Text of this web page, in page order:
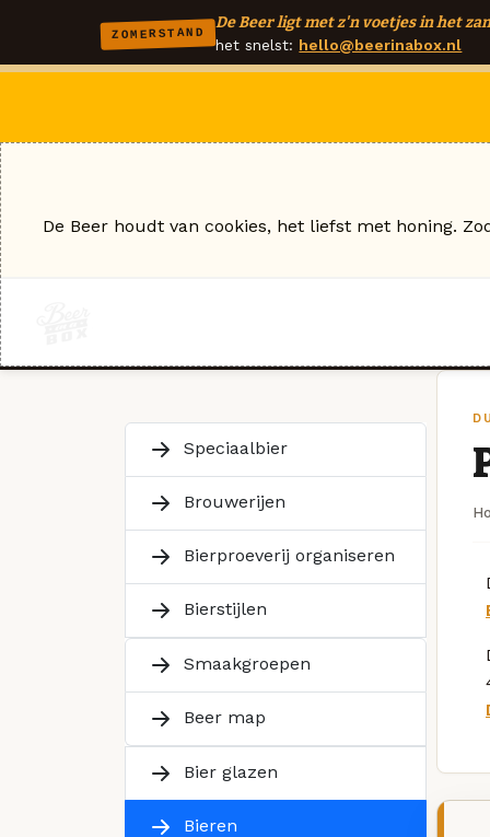
ZOMERSTAND
De Beer ligt met z'n voetjes in het
het snelst: hello@beerinabox.nl
Speciaalbier
Brouwerijen
Bierproeverij organiseren
Bierstijlen
Smaakgroepen
Beer map
Bier glazen
Bieren
De Beer houdt van cookies, het liefst met honing.